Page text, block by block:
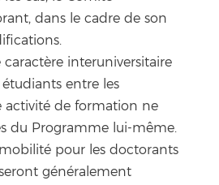
dans le cadre de son
interuniversitaire
entre les
activité de formation ne
du Programme lui-même.
pour les doctorants
généralement